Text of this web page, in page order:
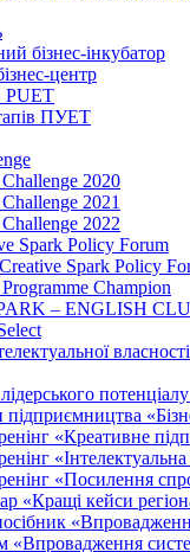
бізнес-інкубатор
центр
PUET
ПУЕТ
2020
2021
2022
Spark Policy Forum
Spark Policy
Champion
– ENGLISH
власності
«Креативне
«Інтелектуальна
«Посилення
«Кращі кейси